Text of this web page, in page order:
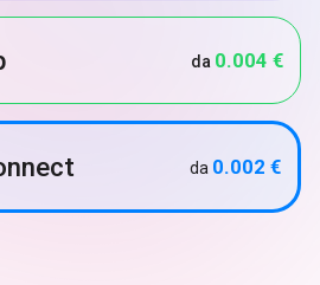
da 0.004 €
da 0.002 €